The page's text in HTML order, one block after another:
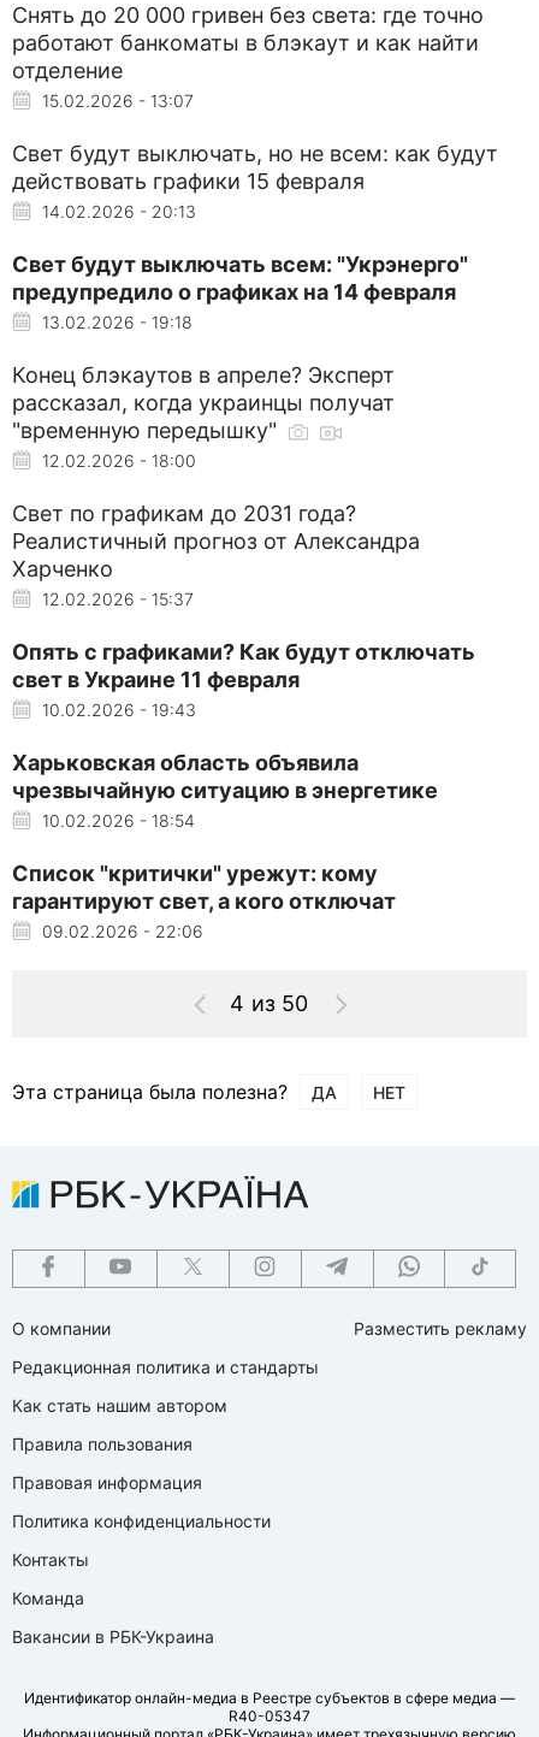
Снять до 20 000 гривен без света: где точно
работают банкоматы в блэкаут и как найти
отделение
15.02.2026 - 13:07
Свет будут выключать, но не всем: как будут
действовать графики 15 февраля
14.02.2026 - 20:13
Свет будут выключать всем: "Укрэнерго"
предупредило о графиках на 14 февраля
13.02.2026 - 19:18
Конец блэкаутов в апреле? Эксперт
рассказал, когда украинцы получат
"временную передышку"
12.02.2026 - 18:00
Свет по графикам до 2031 года?
Реалистичный прогноз от Александра
Харченко
12.02.2026 - 15:37
Опять с графиками? Как будут отключать
свет в Украине 11 февраля
10.02.2026 - 19:43
Харьковская область объявила
чрезвычайную ситуацию в энергетике
10.02.2026 - 18:54
Список "критички" урежут: кому
гарантируют свет, а кого отключат
09.02.2026 - 22:06
4 из 50
Эта страница была полезна? ДА НЕТ
О компании
Редакционная политика и стандарты
Как стать нашим автором
Правила пользования
Правовая информация
Политика конфиденциальности
Контакты
Команда
Вакансии в РБК-Украина
Разместить рекламу
Идентификатор онлайн-медиа в Реестре субъектов в сфере медиа —
R40-05347